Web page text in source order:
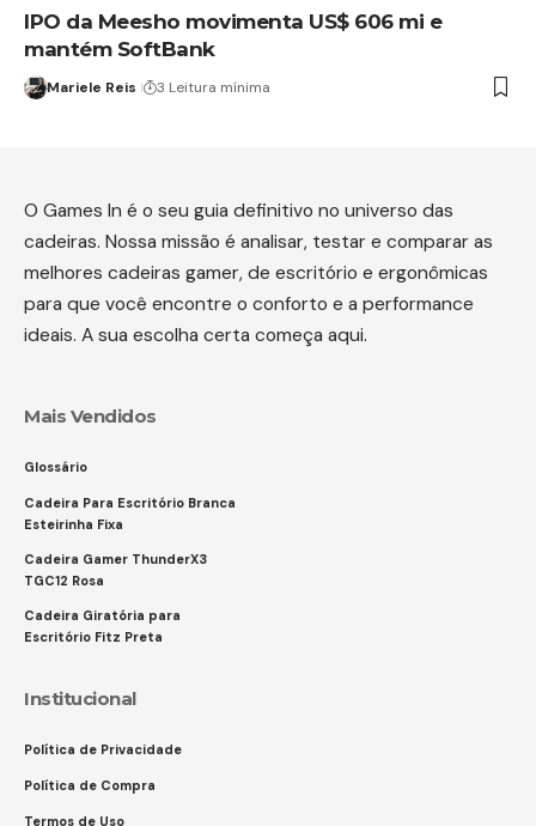
IPO da Meesho movimenta US$ 606 mi e
mantém SoftBank
Mariele Reis 3 Leitura mínima
O Games In é o seu guia definitivo no universo das
cadeiras. Nossa missão é analisar, testar e comparar as
melhores cadeiras gamer, de escritório e ergonômicas
para que você encontre o conforto e a performance
ideais. A sua escolha certa começa aqui.
Mais Vendidos
Glossário
Cadeira Para Escritório Branca
Esteirinha Fixa
Cadeira Gamer ThunderX3
TGC12 Rosa
Cadeira Giratória para
Escritório Fitz Preta
Institucional
Política de Privacidade
Política de Compra
Termos de Uso